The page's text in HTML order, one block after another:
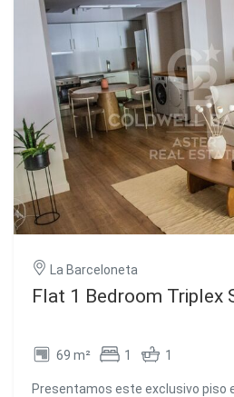
La Barceloneta
Flat 1 Bedroom Triplex
69 m² 1 1
Presentamos este exclusivo piso